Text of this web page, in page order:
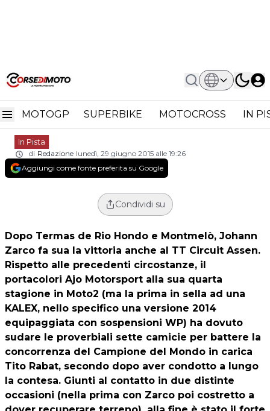
MOTOGP SUPERBIKE MOTOCROSS IN
Home In Pista
Moto2 Assen Gara: Zarco Batte Rabat
Moto2 Assen Gara: Zarco
batte Rabat e vola a +45
In Pista
di Redazione lunedì, 29 giugno 2015 alle 19:26
Aggiungi come fonte preferita su Google
Condividi su
Dopo Termas de Rio Hondo e Montmelò, Johann
Zarco fa sua la vittoria anche al TT Circuit Assen.
Rispetto alle precedenti circostanze, il
portacolori Ajo Motorsport alla sua quarta
stagione in Moto2 (ma la prima in sella ad una
KALEX, nello specifico una versione 2014
equipaggiata con sospensioni WP) ha dovuto
sudare le proverbiali sette camicie per battere la
concorrenza del Campione del Mondo in carica
Tito Rabat, secondo dopo aver condotto a lungo
la contesa. Giunti al contatto in due distinte
occasioni (nella prima con Zarco poi costretto a